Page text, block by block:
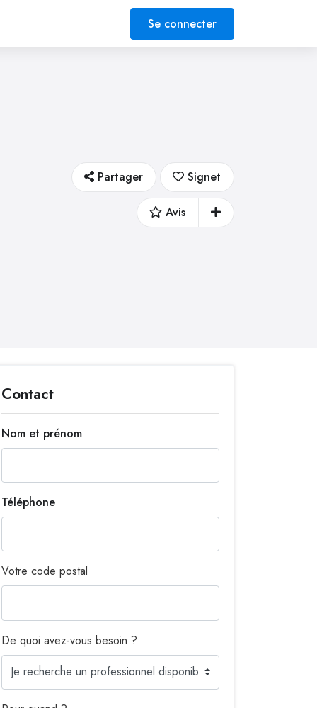
Se connecter
Partager Signet
Avis
Contact
Nom et prénom
Téléphone
Votre code postal
De quoi avez-vous besoin ?